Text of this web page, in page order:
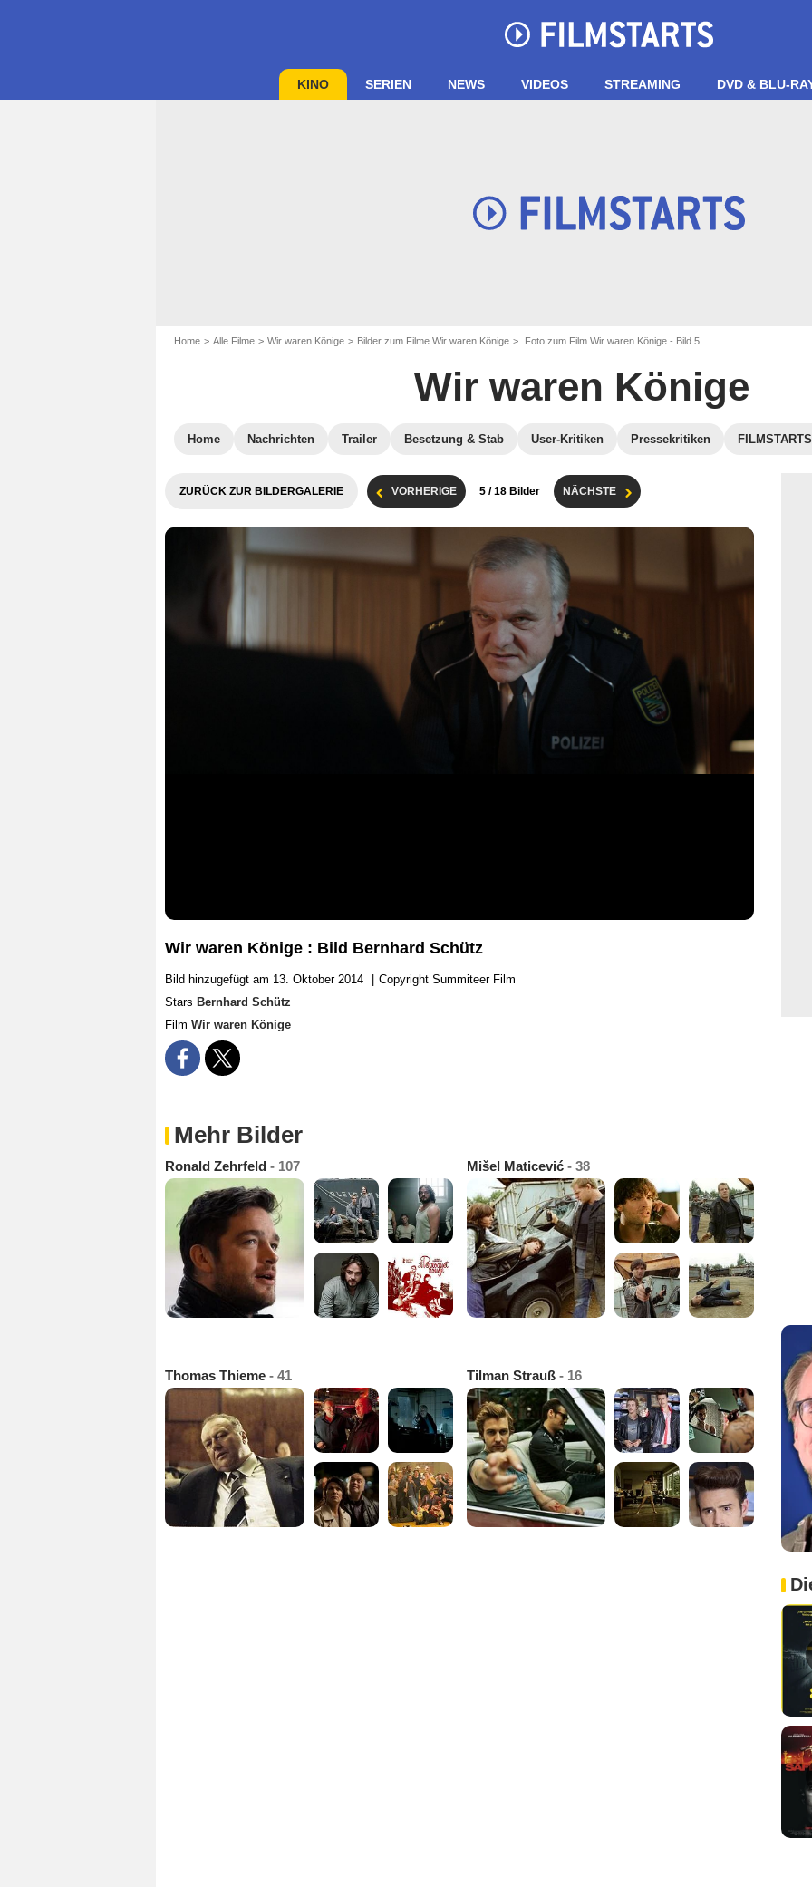
KINO SERIEN NEWS VIDEOS STREAMING DVD & BLU-
Home Alle Filme Wir waren Könige Bilder zum Filme Wir waren Könige Foto zum Film Wir waren Könige - Bild 5
Wir waren Könige
Home Nachrichten Trailer Besetzung & Stab User-Kritiken Pressekritiken
ZURÜCK ZUR BILDERGALERIE VORHERIGE 5 / 18 Bilder NÄCHSTE
Wir waren Könige : Bild Bernhard Schütz
Bild hinzugefügt am 13. Oktober 2014
Copyright Summiteer Film
Stars Bernhard Schütz
Film Wir waren Könige
Mehr Bilder
Ronald Zehrfeld - 107 Mišel Maticević - 38
Thomas Thieme - 41 Tilman Strauß - 16